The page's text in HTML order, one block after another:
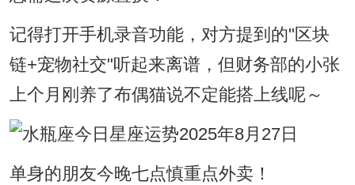
记得打开手机录音功能，对方提到的"区块
链+宠物社交"听起来离谱，但财务部的小张
上个月刚养了布偶猫说不定能搭上线呢～
单身的朋友今晚七点慎重点外卖！